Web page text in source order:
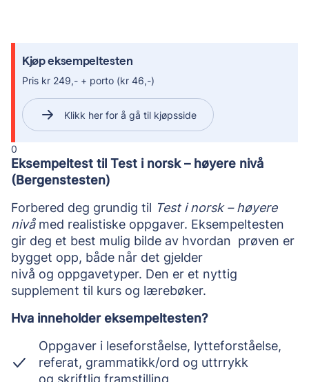
Kjøp eksempeltesten
Pris kr 249,- + porto (kr 46,-)
Klikk her for å gå til kjøpsside
0
Eksempeltest til Test i norsk – høyere nivå
(Bergenstesten)
Forbered deg grundig til Test i norsk – høyere
nivå med realistiske oppgaver. Eksempeltesten
gir deg et best mulig bilde av hvordan  prøven er
bygget opp, både når det gjelder
nivå og oppgavetyper. Den er et nyttig
supplement til kurs og lærebøker.
Hva inneholder eksempeltesten?
Oppgaver i leseforståelse, lytteforståelse,
referat, grammatikk/ord og uttrrykk
og skriftlig framstilling